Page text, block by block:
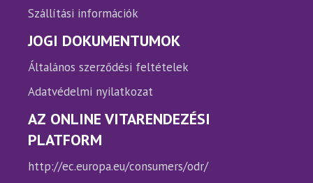
Szállítási információk
JOGI DOKUMENTUMOK
Általános szerződési feltételek
Adatvédelmi nyilatkozat
AZ ONLINE VITARENDEZÉSI
PLATFORM
http://ec.europa.eu/consumers/odr/